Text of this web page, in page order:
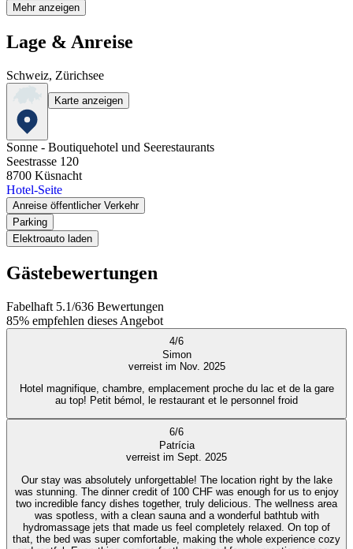
Mehr anzeigen
Lage & Anreise
Schweiz, Zürichsee
Karte anzeigen
Sonne - Boutiquehotel und Seerestaurants
Seestrasse 120
8700 Küsnacht
Hotel-Seite
Anreise öffentlicher Verkehr
Parking
Elektroauto laden
Gästebewertungen
Fabelhaft 5.1/636 Bewertungen
85% empfehlen dieses Angebot
4/6
Simon
verreist im Nov. 2025
Hotel magnifique, chambre, emplacement proche du lac et de la gare
au top! Petit bémol, le restaurant et le personnel froid
6/6
Patrícia
verreist im Sept. 2025
Our stay was absolutely unforgettable! The location right by the lake
was stunning. The dinner credit of 100 CHF was enough for us to enjoy
two incredible fancy dishes together, truly delicious. The wellness area
was spotless, with a clean sauna and a wonderful bathtub with
hydromassage jets that made us feel completely relaxed. On top of
that, the bed was super comfortable, making the whole experience cozy